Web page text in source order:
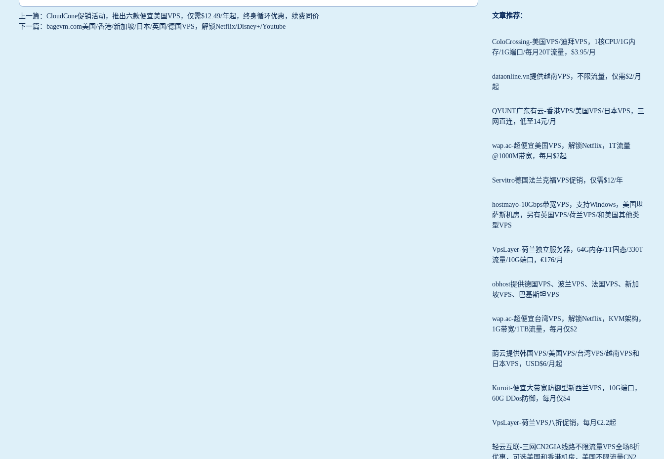
上一篇：CloudCone促销活动，推出六款便宜美国VPS，仅需$12.49/年起，终身循环优惠，续费同价
下一篇：bagevm.com美国/香港/新加坡/日本/英国/德国VPS，解锁Netflix/Disney+/Youtube
文章推荐：
ColoCrossing-美国VPS/迪拜VPS，1核CPU/1G内
存/1G端口/每月20T流量，$3.95/月
dataonline.vn提供越南VPS，不限流量，仅需$2/月
起
QYUNT广东有云-香港VPS/美国VPS/日本VPS，三
网直连，低至14元/月
wap.ac-超便宜美国VPS，解锁Netflix，1T流量
@1000M带宽，每月$2起
Servitro德国法兰克福VPS促销，仅需$12/年
hostmayo-10Gbps带宽VPS，支持Windows，美国堪
萨斯机房，另有英国VPS/荷兰VPS/和美国其他类
型VPS
VpsLayer-荷兰独立服务器，64G内存/1T固态/330T
流量/10G端口，€176/月
obhost提供德国VPS、波兰VPS、法国VPS、新加
坡VPS、巴基斯坦VPS
wap.ac-超便宜台湾VPS，解锁Netflix，KVM架构，
1G带宽/1TB流量，每月仅$2
荫云提供韩国VPS/美国VPS/台湾VPS/越南VPS和
日本VPS，USD$6/月起
Kuroit-便宜大带宽防御型新西兰VPS，10G端口，
60G DDos防御，每月仅$4
VpsLayer-荷兰VPS八折促销，每月€2.2起
轻云互联-三网CN2GIA线路不限流量VPS全场8折
优惠，可选美国和香港机房，美国不限流量CN2